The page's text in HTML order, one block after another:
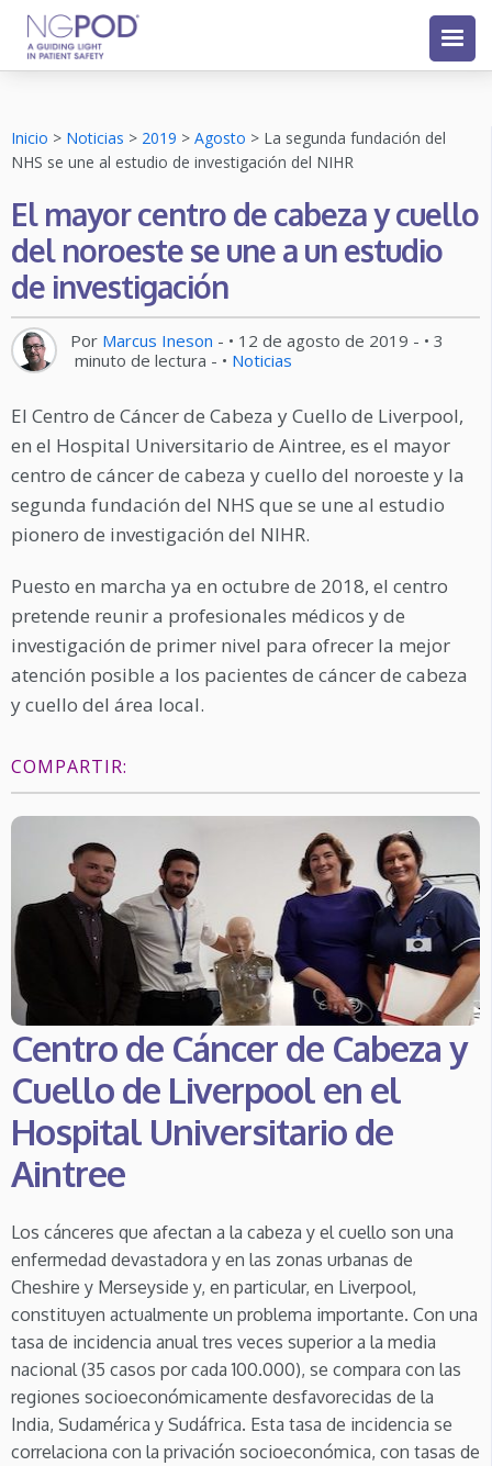
Inicio > Noticias > 2019 > Agosto > La segunda fundación del
NHS se une al estudio de investigación del NIHR
El mayor centro de cabeza y cuello
del noroeste se une a un estudio
de investigación
Por Marcus Ineson - • 12 de agosto de 2019 - • 3
minuto de lectura - • Noticias
El Centro de Cáncer de Cabeza y Cuello de Liverpool,
en el Hospital Universitario de Aintree, es el mayor
centro de cáncer de cabeza y cuello del noroeste y la
segunda fundación del NHS que se une al estudio
pionero de investigación del NIHR.
Puesto en marcha ya en octubre de 2018, el centro
pretende reunir a profesionales médicos y de
investigación de primer nivel para ofrecer la mejor
atención posible a los pacientes de cáncer de cabeza
y cuello del área local.
COMPARTIR:
Centro de Cáncer de Cabeza y
Cuello de Liverpool en el
Hospital Universitario de
Aintree
Los cánceres que afectan a la cabeza y el cuello son una
enfermedad devastadora y en las zonas urbanas de
Cheshire y Merseyside y, en particular, en Liverpool,
constituyen actualmente un problema importante. Con una
tasa de incidencia anual tres veces superior a la media
nacional (35 casos por cada 100.000), se compara con las
regiones socioeconómicamente desfavorecidas de la
India, Sudamérica y Sudáfrica. Esta tasa de incidencia se
correlaciona con la privación socioeconómica, con tasas de